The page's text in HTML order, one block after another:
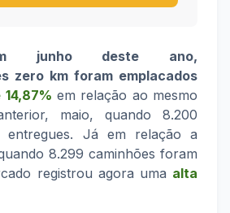
junho deste ano,
zero km foram emplacados
em relação ao mesmo
maio, quando 8.200
entregues. Já em relação a
8.299 caminhões foram
registrou agora uma alta